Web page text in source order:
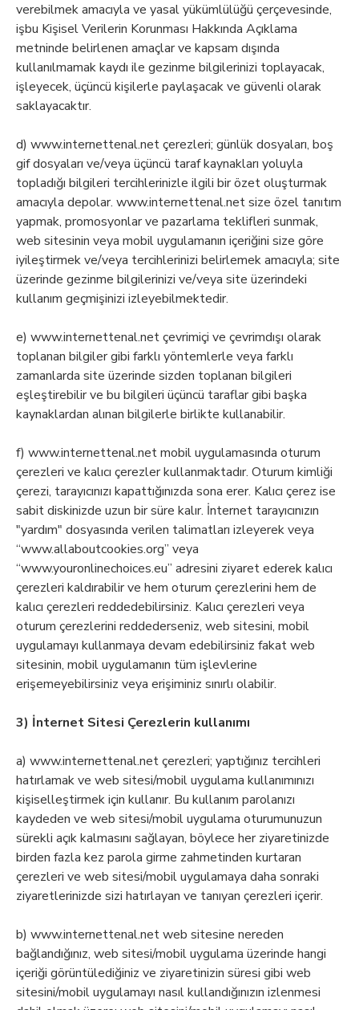
verebilmek amacıyla ve yasal yükümlülüğü çerçevesinde,
işbu Kişisel Verilerin Korunması Hakkında Açıklama
metninde belirlenen amaçlar ve kapsam dışında
kullanılmamak kaydı ile gezinme bilgilerinizi toplayacak,
işleyecek, üçüncü kişilerle paylaşacak ve güvenli olarak
saklayacaktır.
d) www.internettenal.net çerezleri; günlük dosyaları, boş
gif dosyaları ve/veya üçüncü taraf kaynakları yoluyla
topladığı bilgileri tercihlerinizle ilgili bir özet oluşturmak
amacıyla depolar. www.internettenal.net size özel tanıtım
yapmak, promosyonlar ve pazarlama teklifleri sunmak,
web sitesinin veya mobil uygulamanın içeriğini size göre
iyileştirmek ve/veya tercihlerinizi belirlemek amacıyla; site
üzerinde gezinme bilgilerinizi ve/veya site üzerindeki
kullanım geçmişinizi izleyebilmektedir.
e) www.internettenal.net çevrimiçi ve çevrimdışı olarak
toplanan bilgiler gibi farklı yöntemlerle veya farklı
zamanlarda site üzerinde sizden toplanan bilgileri
eşleştirebilir ve bu bilgileri üçüncü taraflar gibi başka
kaynaklardan alınan bilgilerle birlikte kullanabilir.
f) www.internettenal.net mobil uygulamasında oturum
çerezleri ve kalıcı çerezler kullanmaktadır. Oturum kimliği
çerezi, tarayıcınızı kapattığınızda sona erer. Kalıcı çerez ise
sabit diskinizde uzun bir süre kalır. İnternet tarayıcınızın
"yardım" dosyasında verilen talimatları izleyerek veya
“www.allaboutcookies.org” veya
“www.youronlinechoices.eu” adresini ziyaret ederek kalıcı
çerezleri kaldırabilir ve hem oturum çerezlerini hem de
kalıcı çerezleri reddedebilirsiniz. Kalıcı çerezleri veya
oturum çerezlerini reddederseniz, web sitesini, mobil
uygulamayı kullanmaya devam edebilirsiniz fakat web
sitesinin, mobil uygulamanın tüm işlevlerine
erişemeyebilirsiniz veya erişiminiz sınırlı olabilir.
3) İnternet Sitesi Çerezlerin kullanımı
a) www.internettenal.net çerezleri; yaptığınız tercihleri
hatırlamak ve web sitesi/mobil uygulama kullanımınızı
kişiselleştirmek için kullanır. Bu kullanım parolanızı
kaydeden ve web sitesi/mobil uygulama oturumunuzun
sürekli açık kalmasını sağlayan, böylece her ziyaretinizde
birden fazla kez parola girme zahmetinden kurtaran
çerezleri ve web sitesi/mobil uygulamaya daha sonraki
ziyaretlerinizde sizi hatırlayan ve tanıyan çerezleri içerir.
b) www.internettenal.net web sitesine nereden
bağlandığınız, web sitesi/mobil uygulama üzerinde hangi
içeriği görüntülediğiniz ve ziyaretinizin süresi gibi web
sitesini/mobil uygulamayı nasıl kullandığınızın izlenmesi